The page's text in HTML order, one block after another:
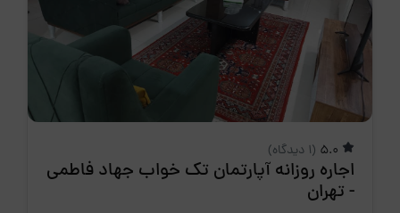
(1 دیدگاه)
اجاره روزانه آپارتمان تک خواب جهاد فاطمی
- تهران